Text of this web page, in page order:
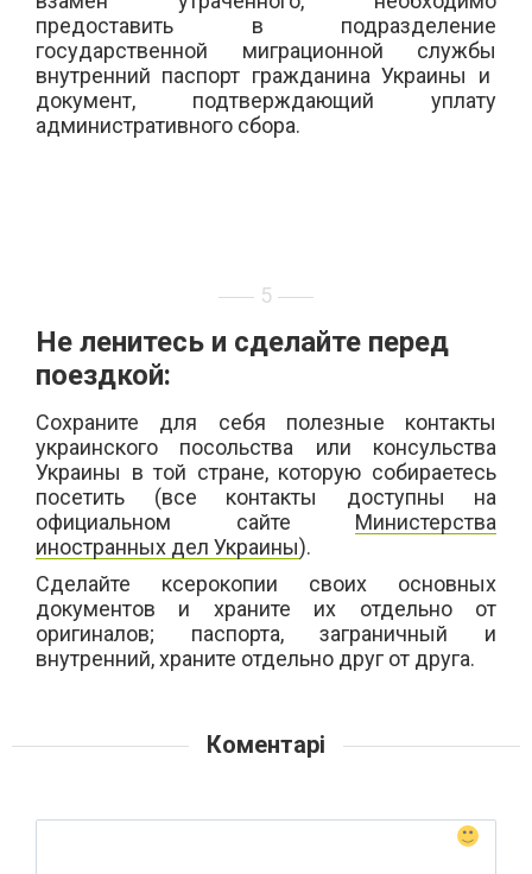
предоставить в подразделение
государственной миграционной службы
внутренний паспорт гражданина Украины и
документ, подтверждающий уплату
административного сбора.
5
Не ленитесь и сделайте перед
поездкой:
Сохраните для себя полезные контакты
украинского посольства или консульства
Украины в той стране, которую собираетесь
посетить (все контакты доступны на
официальном сайте Министерства
иностранных дел Украины).
Сделайте ксерокопии своих основных
документов и храните их отдельно от
оригиналов; паспорта, заграничный и
внутренний, храните отдельно друг от друга.
Коментарі